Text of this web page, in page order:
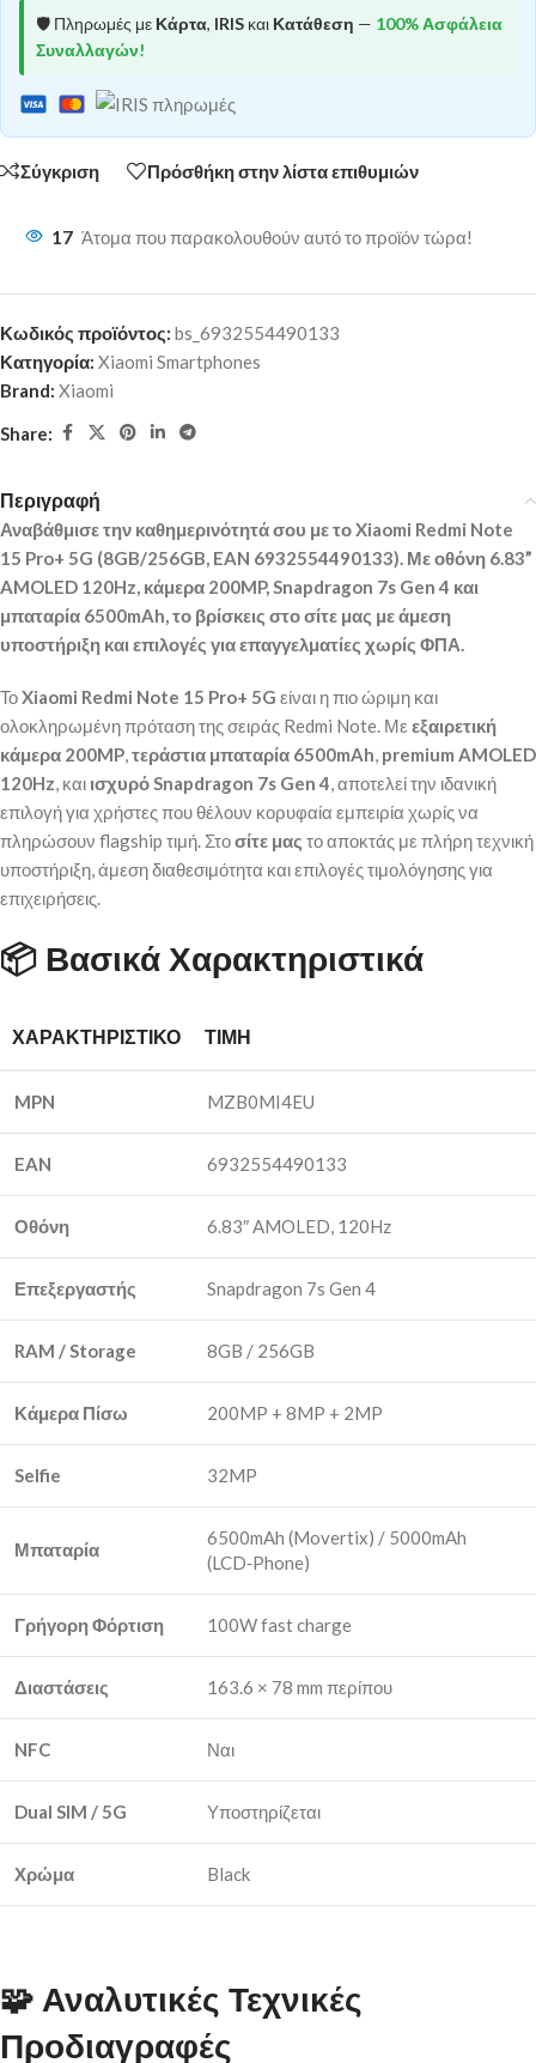
🛡️ Πληρωμές με Κάρτα, IRIS και Κατάθεση — 100% Ασφάλεια
Συναλλαγών!
Σύγκριση Πρόσθήκη στην λίστα επιθυμιών
17 Άτομα που παρακολουθούν αυτό το προϊόν τώρα!
Κωδικός προϊόντος: bs_6932554490133
Κατηγορία: Xiaomi Smartphones
Brand: Xiaomi
Share:
Περιγραφή
Αναβάθμισε την καθημερινότητά σου με το Xiaomi Redmi Note
15 Pro+ 5G (8GB/256GB, EAN 6932554490133). Με οθόνη 6.83”
AMOLED 120Hz, κάμερα 200MP, Snapdragon 7s Gen 4 και
μπαταρία 6500mAh, το βρίσκεις στοσίτε μας με άμεση
υποστήριξη και επιλογές για επαγγελματίες χωρίς ΦΠΑ.
ΤοXiaomi Redmi Note 15 Pro+ 5G είναι η πιο ώριμη και
ολοκληρωμένη πρόταση της σειράς Redmi Note. Με εξαιρετική
κάμερα 200MP,τεράστια μπαταρία 6500mAh, premium AMOLED
120Hz, και ισχυρό Snapdragon 7s Gen 4, αποτελεί την ιδανική
επιλογή για χρήστες που θέλουν κορυφαία εμπειρία χωρίς να
πληρώσουν flagship τιμή. Στοσίτε μας το αποκτάς με πλήρη τεχνική
υποστήριξη, άμεση διαθεσιμότητα και επιλογές τιμολόγησης για
επιχειρήσεις.
📦 Βασικά Χαρακτηριστικά
ΧΑΡΑΚΤΗΡΙΣΤΙΚΌ ΤΙΜΉ
MPN MZB0MI4EU
EAN 6932554490133
Οθόνη 6.83″ AMOLED, 120Hz
Επεξεργαστής Snapdragon 7s Gen 4
RAM / Storage 8GB / 256GB
Κάμερα Πίσω 200MP + 8MP + 2MP
Selfie 32MP
Μπαταρία
6500mAh (Movertix) / 5000mAh
(LCD‑Phone)
Γρήγορη Φόρτιση 100W fast charge
Διαστάσεις 163.6 × 78 mm περίπου
NFC Ναι
Dual SIM / 5G Υποστηρίζεται
Χρώμα Black
🧩Αναλυτικές Τεχνικές
Προδιαγραφές